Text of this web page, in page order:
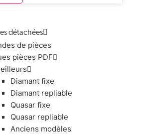
détachées
de pièces
pièces PDF
Diamant fixe
Diamant repliable
Quasar fixe
Quasar repliable
Anciens modèles